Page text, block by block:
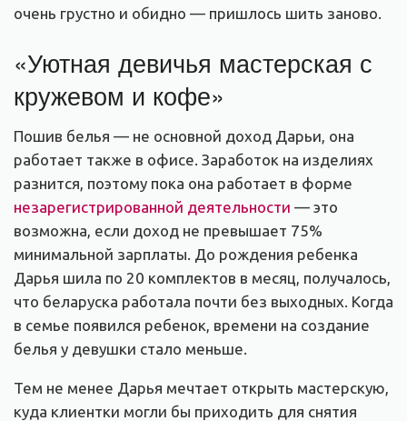
очень грустно и обидно — пришлось шить заново.
«Уютная девичья мастерская с
кружевом и кофе»
Пошив белья — не основной доход Дарьи, она
работает также в офисе. Заработок на изделиях
разнится, поэтому пока она работает в форме
незарегистрированной деятельности — это
возможна, если доход не превышает 75%
минимальной зарплаты. До рождения ребенка
Дарья шила по 20 комплектов в месяц, получалось,
что беларуска работала почти без выходных. Когда
в семье появился ребенок, времени на создание
белья у девушки стало меньше.
Тем не менее Дарья мечтает открыть мастерскую,
куда клиентки могли бы приходить для снятия